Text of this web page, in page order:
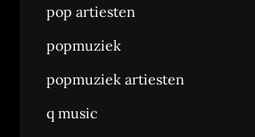
pop artiesten
popmuziek
popmuziek artiesten
q music